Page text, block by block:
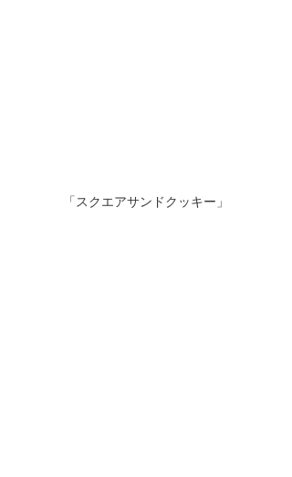
「スクエアサンドクッキー」